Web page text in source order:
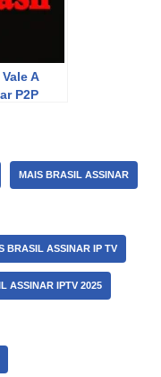
A
P2P
MAIS BRASIL ASSINAR
BRASIL ASSINAR IP TV
ASSINAR IPTV 2025